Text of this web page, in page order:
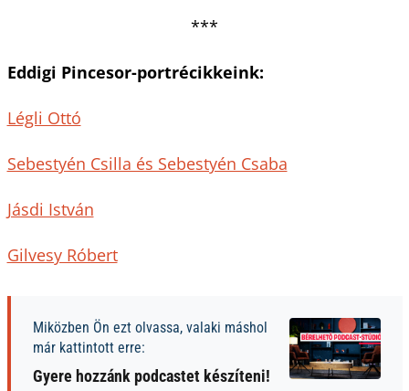
***
Eddigi Pincesor-portrécikkeink:
Légli Ottó
Sebestyén Csilla és Sebestyén Csaba
Jásdi István
Gilvesy Róbert
Miközben Ön ezt olvassa, valaki máshol
már kattintott erre:
Gyere hozzánk podcastet készíteni!